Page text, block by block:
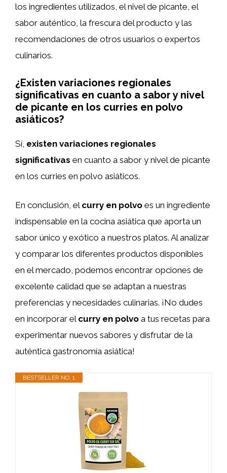
los ingredientes utilizados, el nivel de picante, el
sabor auténtico, la frescura del producto y las
recomendaciones de otros usuarios o expertos
culinarios.
¿Existen variaciones regionales
significativas en cuanto a sabor y nivel
de picante en los curries en polvo
asiáticos?
Sí, existen variaciones regionales
significativas en cuanto a sabor y nivel de picante
en los curries en polvo asiáticos.
En conclusión, el curry en polvo es un ingrediente
indispensable en la cocina asiática que aporta un
sabor único y exótico a nuestros platos. Al analizar
y comparar los diferentes productos disponibles
en el mercado, podemos encontrar opciones de
excelente calidad que se adaptan a nuestras
preferencias y necesidades culinarias. ¡No dudes
en incorporar el curry en polvo a tus recetas para
experimentar nuevos sabores y disfrutar de la
auténtica gastronomía asiática!
BESTSELLER NO. 1